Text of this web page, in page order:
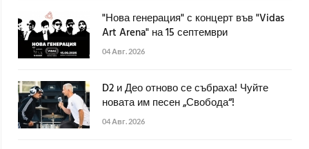
"Нова генерация" с концерт във "Vidas
Art Arena" на 15 септември
04 Авг. 2026
D2 и Део отново се събраха! Чуйте
новата им песен „Свобода“!
04 Авг. 2026